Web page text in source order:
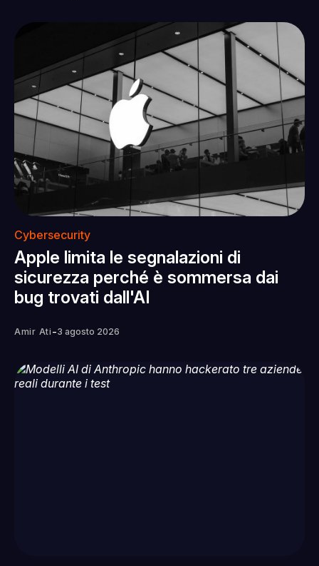
Cybersecurity
Apple limita le segnalazioni di
sicurezza perché è sommersa dai
bug trovati dall'AI
Amir Ati -3 agosto 2026